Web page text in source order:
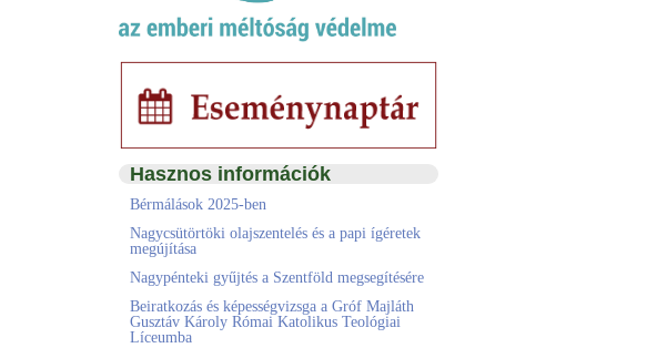
Hasznos információk
Bérmálások 2025-ben
Nagycsütörtöki olajszentelés és a papi ígéretek
megújítása
Nagypénteki gyűjtés a Szentföld megsegítésére
Beiratkozás és képességvizsga a Gróf Majláth
Gusztáv Károly Római Katolikus Teológiai
Líceumba